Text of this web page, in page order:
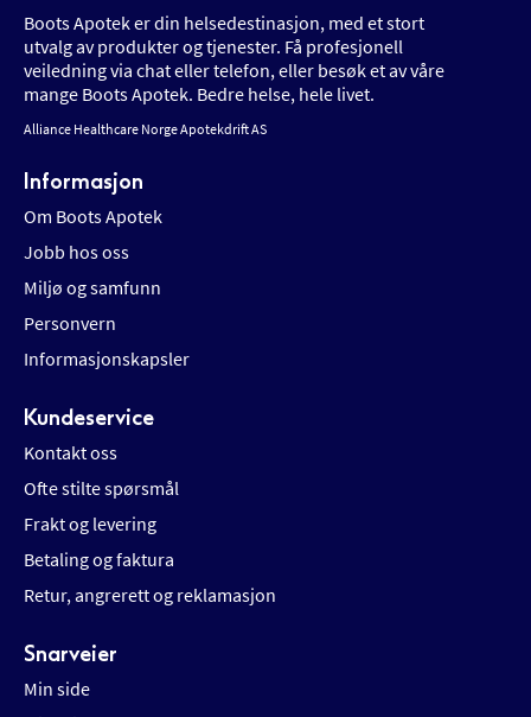
Boots Apotek er din helsedestinasjon, med et stort
utvalg av produkter og tjenester. Få profesjonell
veiledning via chat eller telefon, eller besøk et av våre
mange Boots Apotek. Bedre helse, hele livet.
Alliance Healthcare Norge Apotekdrift AS
Informasjon
Om Boots Apotek
Jobb hos oss
Miljø og samfunn
Personvern
Informasjonskapsler
Kundeservice
Kontakt oss
Ofte stilte spørsmål
Frakt og levering
Betaling og faktura
Retur, angrerett og reklamasjon
Snarveier
Min side